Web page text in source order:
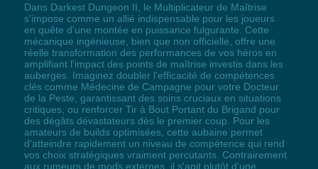
Dans Darkest Dungeon II, le Multiplicateur de Maîtrise
s'impose comme un allié indispensable pour les joueurs
en quête d'une montée en puissance fulgurante. Cette
mécanique ingénieuse, bien que non officielle, offre une
réelle transformation des performances de vos héros en
amplifiant l'impact des points de maîtrise investis dans les
auberges. Imaginez doubler l'efficacité de compétences
clés comme Médecine de Campagne pour votre Docteur
de la Peste, garantissant des soins cruciaux en situations
critiques, ou renforcer Tir à Bout Portant du Brigand pour
des dégâts dévastateurs dès le premier coup. Pour les
amateurs de builds optimisées, cette aubaine permet
d'atteindre rapidement un niveau de compétence qui rend
vos choix stratégiques vraiment percutants. Contrairement
aux rumeurs de mods externes, il s'agit plutôt d'une